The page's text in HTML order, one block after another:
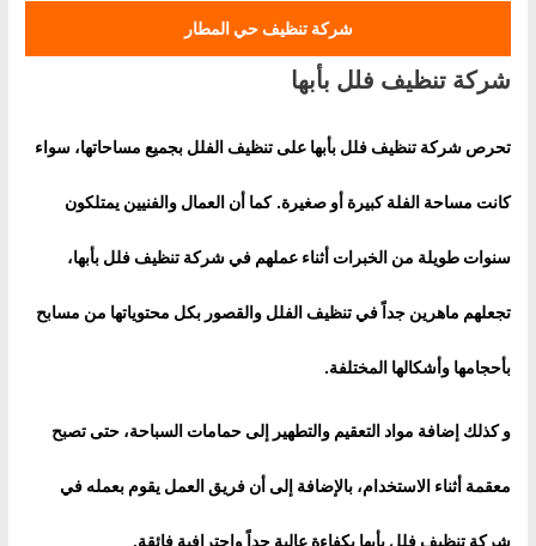
شركة تنظيف حي المطار
شركة تنظيف فلل بأبها
تحرص شركة تنظيف فلل بأبها على تنظيف الفلل بجميع مساحاتها، سواء
كانت مساحة الفلة كبيرة أو صغيرة. كما أن العمال والفنيين يمتلكون
سنوات طويلة من الخبرات أثناء عملهم في شركة تنظيف فلل بأبها،
تجعلهم ماهرين جداً في تنظيف الفلل والقصور بكل محتوياتها من مسابح
بأحجامها وأشكالها المختلفة.
و كذلك إضافة مواد التعقيم والتطهير إلى حمامات السباحة، حتى تصبح
معقمة أثناء الاستخدام، بالإضافة إلى أن فريق العمل يقوم بعمله في
شركة تنظيف فلل بأبها بكفاءة عالية جداً واحترافية فائقة.